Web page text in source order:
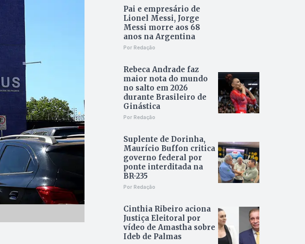
Pai e empresário de
Lionel Messi, Jorge
Messi morre aos 68
anos na Argentina
Por Redação
Rebeca Andrade faz
maior nota do mundo
no salto em 2026
durante Brasileiro de
Ginástica
Por Redação
Suplente de Dorinha,
Maurício Buffon critica
governo federal por
ponte interditada na
BR-235
Por Redação
Cinthia Ribeiro aciona
Justiça Eleitoral por
vídeo de Amastha sobre
Ideb de Palmas